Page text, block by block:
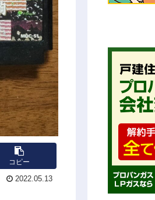
コピー
2022.05.13